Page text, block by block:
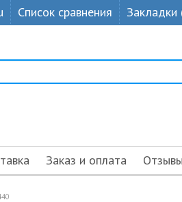
Список сравнения Закладки
Заказ и оплата